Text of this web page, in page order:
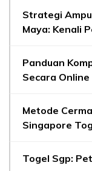
Strategi
Maya: Kenali
Panduan
Secara Online
Metode
Singapore
Togel Sgp: